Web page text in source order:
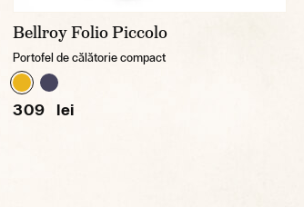
Bellroy Folio Piccolo
Portofel de călătorie compact
309 lei